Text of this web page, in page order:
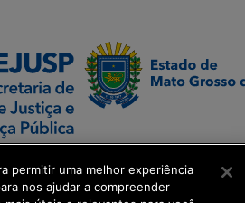
permitir uma melhor experiência
nos ajudar a compreender